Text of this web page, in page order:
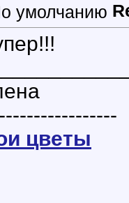
цветы